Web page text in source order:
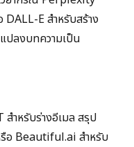
E สำหรับสร้าง
ปลงบทความเป็น
ำหรับร่างอีเมล สรุป
รือ Beautiful.ai สำหรับ